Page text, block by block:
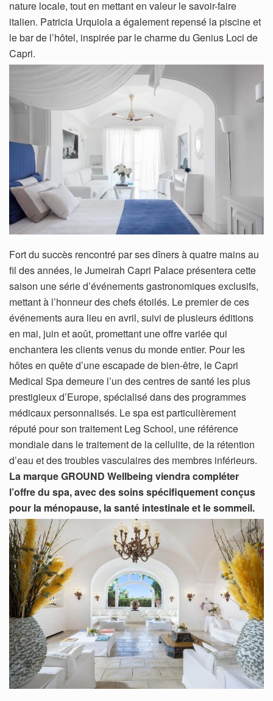
nature locale, tout en mettant en valeur le savoir-faire
italien. Patricia Urquiola a également repensé la piscine et
le bar de l’hôtel, inspirée par le charme du Genius Loci de
Capri.
Fort du succès rencontré par ses dîners à quatre mains au
fil des années, le Jumeirah Capri Palace présentera cette
saison une série d’événements gastronomiques exclusifs,
mettant à l’honneur des chefs étoilés. Le premier de ces
événements aura lieu en avril, suivi de plusieurs éditions
en mai, juin et août, promettant une offre variée qui
enchantera les clients venus du monde entier. Pour les
hôtes en quête d’une escapade de bien-être, le Capri
Medical Spa demeure l’un des centres de santé les plus
prestigieux d’Europe, spécialisé dans des programmes
médicaux personnalisés. Le spa est particulièrement
réputé pour son traitement Leg School, une référence
mondiale dans le traitement de la cellulite, de la rétention
d’eau et des troubles vasculaires des membres inférieurs.
La marque GROUND Wellbeing viendra compléter
l’offre du spa, avec des soins spécifiquement conçus
pour la ménopause, la santé intestinale et le sommeil.